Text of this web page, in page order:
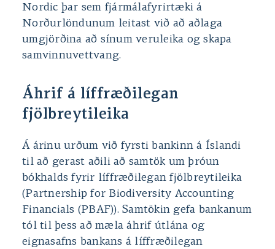
Nordic þar sem fjármálafyrirtæki á
Norðurlöndunum leitast við að aðlaga
umgjörðina að sínum veruleika og skapa
samvinnuvettvang.
Áhrif á líffræðilegan
fjölbreytileika
Á árinu urðum við fyrsti bankinn á Íslandi
til að gerast aðili að samtök um þróun
bókhalds fyrir líffræðilegan fjölbreytileika
(Partnership for Biodiversity Accounting
Financials (PBAF)). Samtökin gefa bankanum
tól til þess að mæla áhrif útlána og
eignasafns bankans á líffræðilegan